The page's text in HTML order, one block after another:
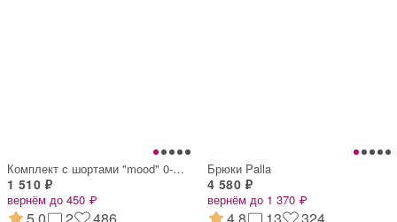
Комплект с шортами "mood" 0-042
1 510 ₽
вернём до 450 ₽
Брюки Palla
4 580 ₽
вернём до 1 370 ₽